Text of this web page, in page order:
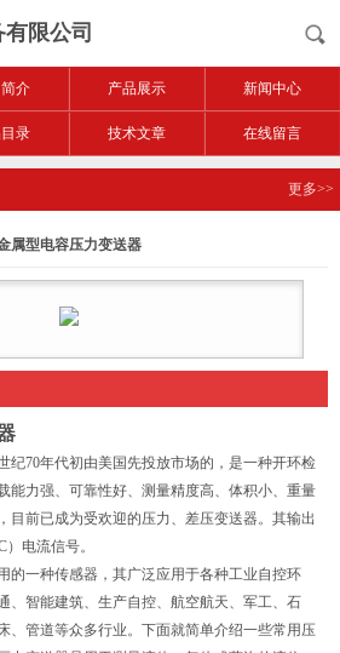
限公司
介 产品展示 新闻中心
录 技术文章 在线留言
更多>>
属型电容压力变送器
纪70年代初由美国先投放市场的，是一种开环检
能力强、可靠性好、测量精度高、体积小、重量
目前已成为受欢迎的压力、差压变送器。其输出
电流信号。
的一种传感器，其广泛应用于各种工业自控环
、智能建筑、生产自控、航空航天、军工、石
、管道等众多行业。下面就简单介绍一些常用压